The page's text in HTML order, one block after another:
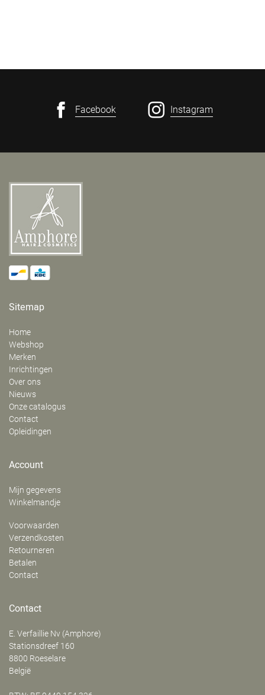
Facebook Instagram
Sitemap
Home
Webshop
Merken
Inrichtingen
Over ons
Nieuws
Onze catalogus
Contact
Opleidingen
Account
Mijn gegevens
Winkelmandje
Voorwaarden
Verzendkosten
Retourneren
Betalen
Contact
Contact
E. Verfaillie Nv (Amphore)
‍Stationsdreef 160
8800 Roeselare
België